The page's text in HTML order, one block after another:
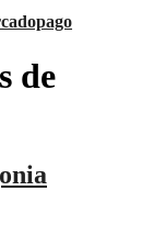
de